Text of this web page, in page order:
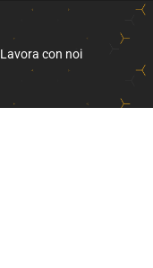
Lavora con noi